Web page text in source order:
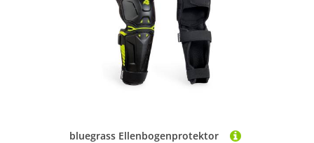
bluegrass Ellenbogenprotektor